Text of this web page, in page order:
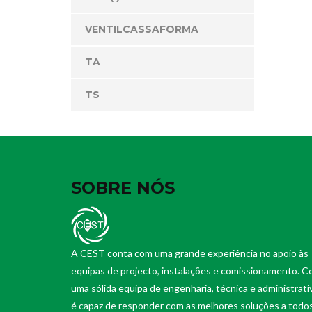
VENTILCASSAFORMA
TA
TS
SOBRE NÓS
A CEST conta com uma grande experiência no apoio às
equipas de projecto, instalações e comissionamento.
uma sólida equipa de engenharia, técnica e
é capaz de responder com as melhores soluções a